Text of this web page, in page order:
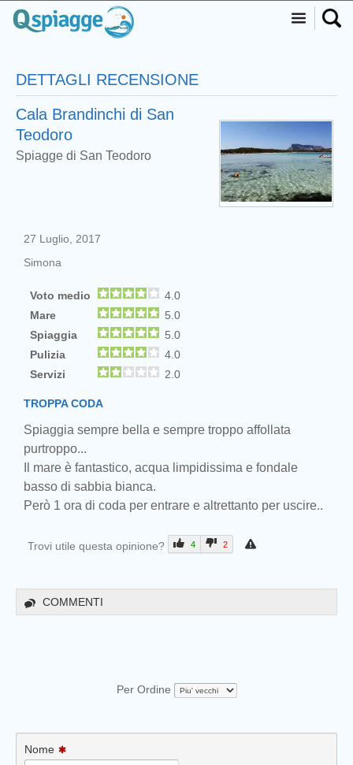
DETTAGLI RECENSIONE
Cala Brandinchi di San
Teodoro
Spiagge di San Teodoro
27 Luglio, 2017
Simona
Voto medio
4.0
Mare
5.0
Spiaggia
5.0
Pulizia
4.0
Servizi
2.0
TROPPA CODA
Spiaggia sempre bella e sempre troppo affollata
purtroppo...
Il mare è fantastico, acqua limpidissima e fondale
basso di sabbia bianca.
Però 1 ora di coda per entrare e altrettanto per uscire..
Trovi utile questa opinione? 4 2
COMMENTI
Per Ordine
Nome